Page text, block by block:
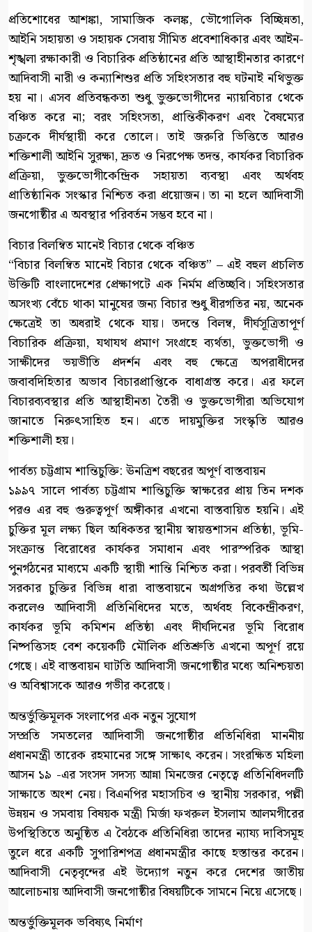
প্রতিশোধের আশঙ্কা, সামাজিক কলঙ্ক, ভৌগোলিক বিচ্ছিন্নতা,
আইনি সহায়তা ও সহায়ক সেবায় সীমিত প্রবেশাধিকার এবং আইন-
শৃঙ্খলা রক্ষাকারী ও বিচারিক প্রতিষ্ঠানের প্রতি আস্থাহীনতার কারণে
আদিবাসী নারী ও কন্যাশিশুর প্রতি সহিংসতার বহু ঘটনাই নথিভুক্ত
হয় না। এসব প্রতিবন্ধকতা শুধু ভুক্তভোগীদের ন্যায়বিচার থেকে
বঞ্চিত করে না; বরং সহিংসতা, প্রান্তিকীকরণ এবং বৈষম্যের
চক্রকে দীর্ঘস্থায়ী করে তোলে। তাই জরুরি ভিত্তিতে আরও
শক্তিশালী আইনি সুরক্ষা, দ্রুত ও নিরপেক্ষ তদন্ত, কার্যকর বিচারিক
প্রক্রিয়া, ভুক্তভোগীকেন্দ্রিক সহায়তা ব্যবস্থা এবং অর্থবহ
প্রাতিষ্ঠানিক সংস্কার নিশ্চিত করা প্রয়োজন। তা না হলে আদিবাসী
জনগোষ্ঠীর এ অবস্থার পরিবর্তন সম্ভব হবে না।
বিচার বিলম্বিত মানেই বিচার থেকে বঞ্চিত
“বিচার বিলম্বিত মানেই বিচার থেকে বঞ্চিত” – এই বহুল প্রচলিত
উক্তিটি বাংলাদেশের প্রেক্ষাপটে এক নির্মম প্রতিচ্ছবি। সহিংসতার
অসংখ্য বেঁচে থাকা মানুষের জন্য বিচার শুধু ধীরগতির নয়, অনেক
ক্ষেত্রেই তা অধরাই থেকে যায়। তদন্তে বিলম্ব, দীর্ঘসূত্রিতাপূর্ণ
বিচারিক প্রক্রিয়া, যথাযথ প্রমাণ সংগ্রহে ব্যর্থতা, ভুক্তভোগী ও
সাক্ষীদের ভয়ভীতি প্রদর্শন এবং বহু ক্ষেত্রে অপরাধীদের
জবাবদিহিতার অভাব বিচারপ্রাপ্তিকে বাধাগ্রস্ত করে। এর ফলে
বিচারব্যবস্থার প্রতি আস্থাহীনতা তৈরী ও ভুক্তভোগীরা অভিযোগ
জানাতে নিরুৎসাহিত হন। এতে দায়মুক্তির সংস্কৃতি আরও
শক্তিশালী হয়।
পার্বত্য চট্টগ্রাম শান্তিচুক্তি: ঊনত্রিশ বছরের অপূর্ণ বাস্তবায়ন
১৯৯৭ সালে পার্বত্য চট্টগ্রাম শান্তিচুক্তি স্বাক্ষরের প্রায় তিন দশক
পরও এর বহু গুরুত্বপূর্ণ অঙ্গীকার এখনো বাস্তবায়িত হয়নি। এই
চুক্তির মূল লক্ষ্য ছিল অধিকতর স্থানীয় স্বায়ত্তশাসন প্রতিষ্ঠা, ভূমি-
সংক্রান্ত বিরোধের কার্যকর সমাধান এবং পারস্পরিক আস্থা
পুনর্গঠনের মাধ্যমে একটি স্থায়ী শান্তি নিশ্চিত করা। পরবর্তী বিভিন্ন
সরকার চুক্তির বিভিন্ন ধারা বাস্তবায়নে অগ্রগতির কথা উল্লেখ
করলেও আদিবাসী প্রতিনিধিদের মতে, অর্থবহ বিকেন্দ্রীকরণ,
কার্যকর ভূমি কমিশন প্রতিষ্ঠা এবং দীর্ঘদিনের ভূমি বিরোধ
নিষ্পত্তিসহ বেশ কয়েকটি মৌলিক প্রতিশ্রুতি এখনো অপূর্ণ রয়ে
গেছে। এই বাস্তবায়ন ঘাটতি আদিবাসী জনগোষ্ঠীর মধ্যে অনিশ্চয়তা
ও অবিশ্বাসকে আরও গভীর করেছে।
অন্তর্ভুক্তিমূলক সংলাপের এক নতুন সুযোগ
সম্প্রতি সমতলের আদিবাসী জনগোষ্ঠীর প্রতিনিধিরা মাননীয়
প্রধানমন্ত্রী তারেক রহমানের সঙ্গে সাক্ষাৎ করেন। সংরক্ষিত মহিলা
আসন ১৯ -এর সংসদ সদস্য আন্না মিনজের নেতৃত্বে প্রতিনিধিদলটি
সাক্ষাতে অংশ নেয়। বিএনপির মহাসচিব ও স্থানীয় সরকার, পল্লী
উন্নয়ন ও সমবায় বিষয়ক মন্ত্রী মির্জা ফখরুল ইসলাম আলমগীরের
উপস্থিতিতে অনুষ্ঠিত এ বৈঠকে প্রতিনিধিরা তাদের ন্যায্য দাবিসমূহ
তুলে ধরে একটি সুপারিশপত্র প্রধানমন্ত্রীর কাছে হস্তান্তর করেন।
আদিবাসী নেতৃবৃন্দের এই উদ্যোগ নতুন করে দেশের জাতীয়
আলোচনায় আদিবাসী জনগোষ্ঠীর বিষয়টিকে সামনে নিয়ে এসেছে।
অন্তর্ভুক্তিমূলক ভবিষ্যৎ নির্মাণ